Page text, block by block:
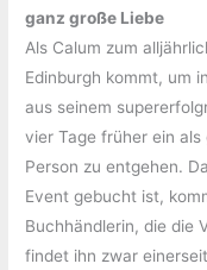
ganz große Liebe
Als Calum zum
Edinburgh kommt, um
aus seinem
vier Tage früher ein als
Person zu entgehen.
Event gebucht ist,
Buchhändlerin, die die
findet ihn zwar